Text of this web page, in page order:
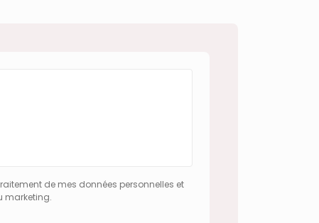
de mes données personnelles et
marketing.